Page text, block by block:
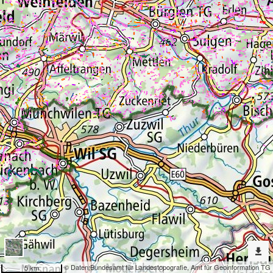
© Daten:Bundesamt für Landestopografie, Amt für Geoinformation TG
5 km
Erweiterte
Werkzeuge
Geokatalog
Dargestellte
Karten
Nutzungsflächen (BFF QI Fläche TG)
Nach
weiteren
Karten
suchen?
Konfiguration